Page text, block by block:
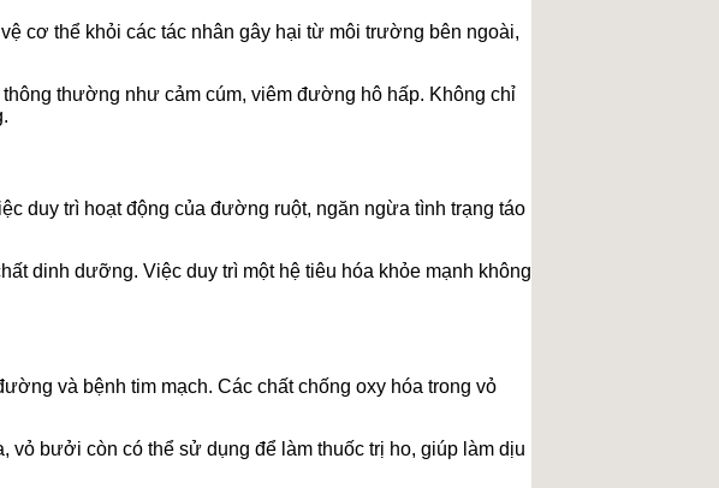
cơ thể khỏi các tác nhân gây hại từ môi trường bên ngoài,
thường như cảm cúm, viêm đường hô hấp. Không chỉ
duy trì hoạt động của đường ruột, ngăn ngừa tình trạng táo
dinh dưỡng. Việc duy trì một hệ tiêu hóa khỏe mạnh không
và bệnh tim mạch. Các chất chống oxy hóa trong vỏ
bưởi còn có thể sử dụng để làm thuốc trị ho, giúp làm dịu